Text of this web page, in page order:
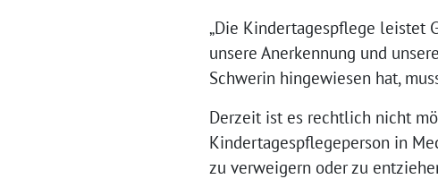
„Die Kindertagespflege leistet
unsere Anerkennung und
Schwerin hingewiesen hat,
Derzeit ist es rechtlich nicht
Kindertagespflegeperson in
zu verweigern oder zu